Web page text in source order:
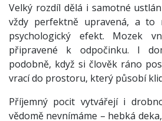
Velký rozdíl dělá i samotné
vždy perfektně upravená, a to
psychologický efekt. Mozek
připravené k odpočinku. I
podobně, když si člověk ráno
vrací do prostoru, který působí
Příjemný pocit vytvářejí i
vědomě nevnímáme – hebká